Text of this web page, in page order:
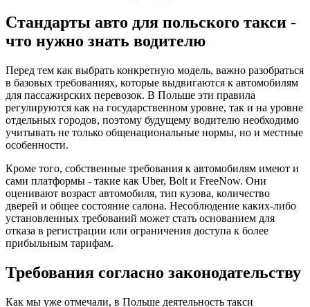
Стандарты авто для польского такси -
что нужно знать водителю
Перед тем как выбрать конкретную модель, важно разобраться
в базовых требованиях, которые выдвигаются к автомобилям
для пассажирских перевозок. В Польше эти правила
регулируются как на государственном уровне, так и на уровне
отдельных городов, поэтому будущему водителю необходимо
учитывать не только общенациональные нормы, но и местные
особенности.
Кроме того, собственные требования к автомобилям имеют и
сами платформы - такие как Uber, Bolt и FreeNow. Они
оценивают возраст автомобиля, тип кузова, количество
дверей и общее состояние салона. Несоблюдение каких-либо
установленных требований может стать основанием для
отказа в регистрации или ограничения доступа к более
прибыльным тарифам.
Требования согласно законодательству
Как мы уже отмечали, в Польше деятельность такси